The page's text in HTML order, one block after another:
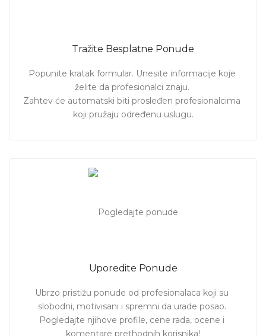
Tražite Besplatne Ponude
Popunite kratak formular. Unesite informacije koje
želite da profesionalci znaju.
Zahtev će automatski biti prosleđen profesionalcima
koji pružaju određenu uslugu.
Uporedite Ponude
Ubrzo pristižu ponude od profesionalaca koji su
slobodni, motivisani i spremni da urade posao.
Pogledajte njihove profile, cene rada, ocene i
komentare prethodnih korisnika!